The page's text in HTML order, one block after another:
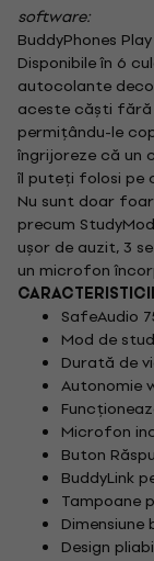
software:
BuddyPhones
Disponibile în 6
autocolante
aceste căști fără
permițându-le
îngrijoreze că un
îl puteți folosi pe
Nu sunt doar
precum
ușor de auzit, 3
un microfon
SafeAudio
Mod de
Durată de
Autonomie
Microfon
Buton
BuddyLink
Tampoane
Design